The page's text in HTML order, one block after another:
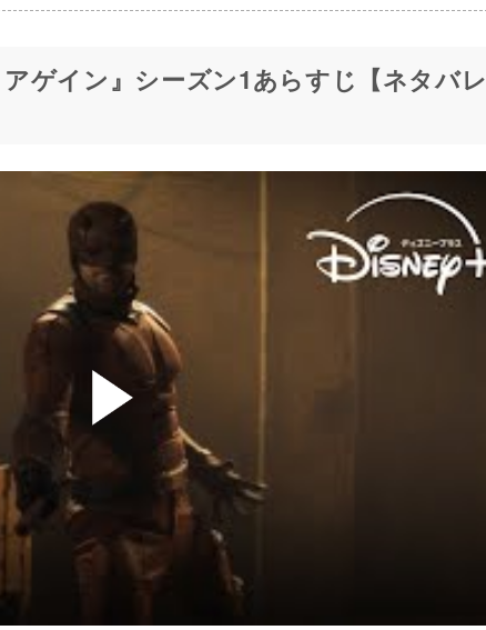
ゲイン』シーズン1あらすじ【ネタバレ